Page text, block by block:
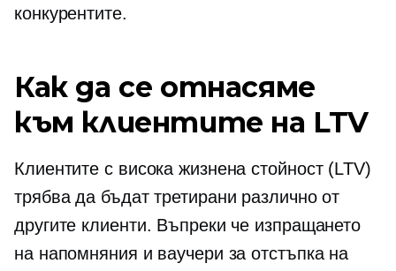
конкурентите.
Как да се отнасяме
към клиентите на LTV
Клиентите с висока жизнена стойност (LTV)
трябва да бъдат третирани различно от
другите клиенти. Въпреки че изпращането
на напомняния и ваучери за отстъпка на